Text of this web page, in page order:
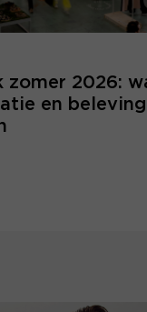
zomer 2026:
en beleving